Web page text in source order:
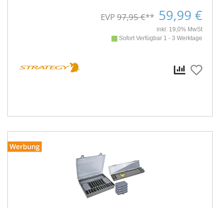
EVP97,95 €** 59,99 €
inkl. 19,0% MwSt
Sofort Verfügbar 1 - 3 Werktage